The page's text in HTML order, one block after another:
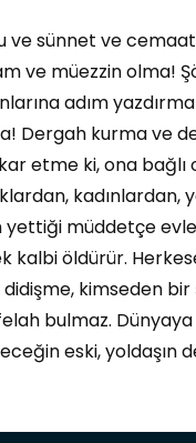
ve sünnet ve
ve müezzin olma!
adım
Dergah kurma ve
etme ki, ona bağlı
kadınlardan,
yettiği müddetçe
kalbi öldürür.
didişme, kimseden
bulmaz.
eski, yoldaşın